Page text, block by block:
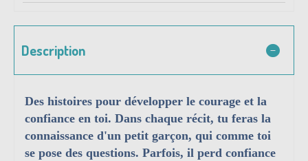
Description
Des histoires pour développer le courage et la
confiance en toi. Dans chaque récit, tu feras la
connaissance d'un petit garçon, qui comme toi
se pose des questions. Parfois, il perd confiance